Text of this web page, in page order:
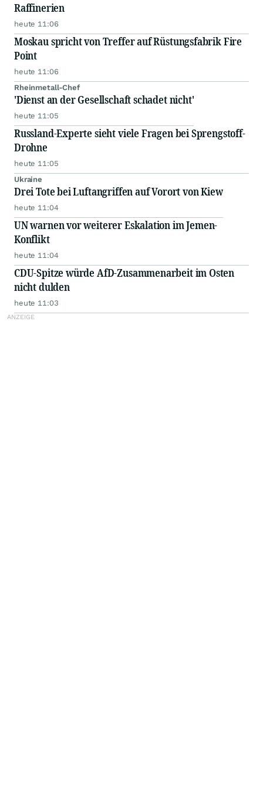
Raffinerien
heute 11:06
Moskau spricht von Treffer auf Rüstungsfabrik Fire
Point
heute 11:06
Rheinmetall-Chef
'Dienst an der Gesellschaft schadet nicht'
heute 11:05
Russland-Experte sieht viele Fragen bei Sprengstoff-
Drohne
heute 11:05
Ukraine
Drei Tote bei Luftangriffen auf Vorort von Kiew
heute 11:04
UN warnen vor weiterer Eskalation im Jemen-
Konflikt
heute 11:04
CDU-Spitze würde AfD-Zusammenarbeit im Osten
nicht dulden
heute 11:03